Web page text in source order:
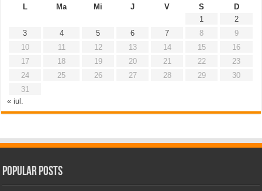
L
Ma Mi J V S
D
1
2
3
4 5 6 7 8
9
10
11 12 13 14 15
16
17
18 19 20 21 22
23
24
25 26 27 28 29
30
31
« iul.
Popular Posts